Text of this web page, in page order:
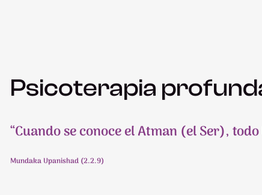
Psicoterapia
“Cuando se conoce el Atman (el Ser),
Mundaka Upanishad (2.2.9)